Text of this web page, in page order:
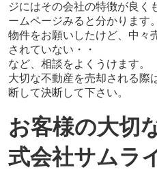
ジにはその会社の特徴が良く
ームページみると分かります。
物件をお願いしたけど、中々
されていない・・
など、相談をよくうけます。
大切な不動産を売却される際
断して決断して下さい。
お客様の大切
式会社サムラ